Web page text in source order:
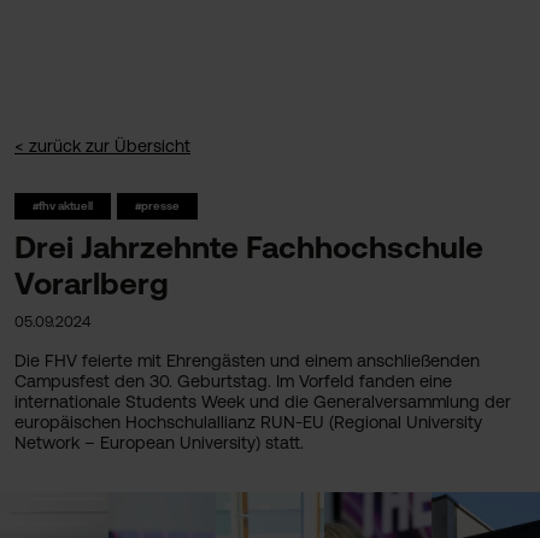
< zurück zur Übersicht
#fhv aktuell #presse
Drei Jahrzehnte Fachhochschule
Vorarlberg
05.09.2024
Die FHV feierte mit Ehrengästen und einem anschließenden
Campusfest den 30. Geburtstag. Im Vorfeld fanden eine
internationale Students Week und die Generalversammlung der
europäischen Hochschulallianz RUN-EU (Regional University
Network – European University) statt.